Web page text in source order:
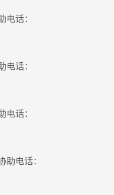
话：
话：
话：
电话：